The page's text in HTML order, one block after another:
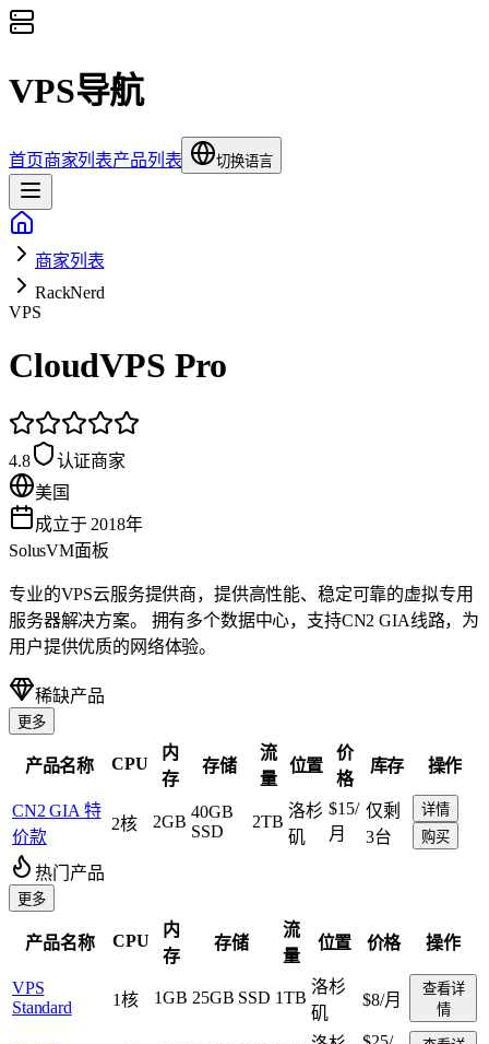
VPS导航
首页商家列表产品列表 切换语言
商家列表
RackNerd
VPS
CloudVPS Pro
4.8
认证商家
美国
成立于 2018年
SolusVM面板
专业的VPS云服务提供商，提供高性能、稳定可靠的虚拟专用
服务器解决方案。 拥有多个数据中心，支持CN2 GIA线路，为
用户提供优质的网络体验。
稀缺产品
更多
产品名称 CPU
内
存
存储
流
量
位置
价
格
库存 操作
CN2 GIA 特
价款
2核 2GB
40GB
SSD
2TB
洛杉
矶
$15/
月
仅剩
3台
详情
购买
热门产品
更多
产品名称 CPU
内
存
存储
流
量
位置 价格 操作
VPS
Standard
1核 1GB 25GB SSD 1TB
洛杉
矶
$8/月
查看详
情